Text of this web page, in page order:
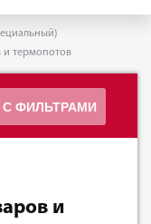
и термопотов
С ФИЛЬТРАМИ
и